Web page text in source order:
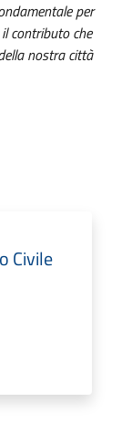
per
contributo che
nostra città
Civile